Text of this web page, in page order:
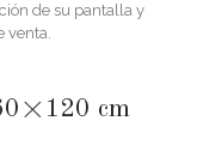
de su pantalla y
venta.
cm